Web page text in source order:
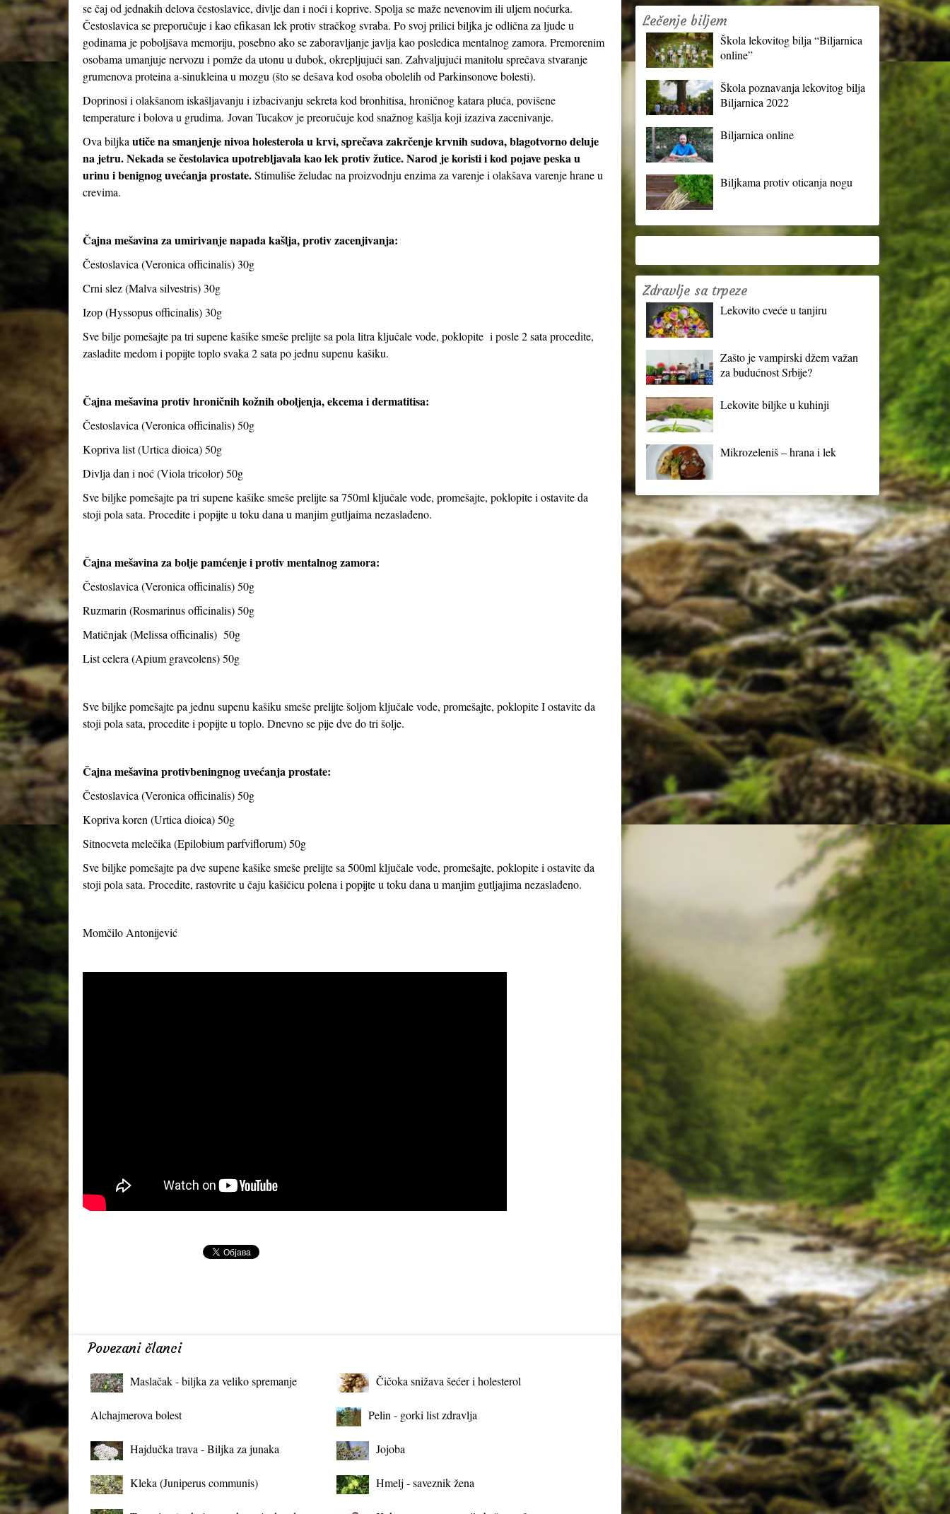
se čaj od jednakih delova čestoslavice, divlje dan i noći i koprive. Spolja se maže nevenovim ili uljem noćurka.
Čestoslavica se preporučuje i kao efikasan lek protiv stračkog svraba. Po svoj prilici biljka je odlična za ljude u
godinama je poboljšava memoriju, posebno ako se zaboravljanje javlja kao posledica mentalnog zamora. Premorenim
osobama umanjuje nervozu i pomže da utonu u dubok, okrepljujući san. Zahvaljujući manitolu sprečava stvaranje
grumenova proteina a-sinukleina u mozgu (što se dešava kod osoba obolelih od Parkinsonove bolesti).
Doprinosi i olakšanom iskašljavanju i izbacivanju sekreta kod bronhitisa, hroničnog katara pluća, povišene
temperature i bolova u grudima. Jovan Tucakov je preoručuje kod snažnog kašlja koji izaziva zacenivanje.
Ova biljka utiče na smanjenje nivoa holesterola u krvi, sprečava zakrčenje krvnih sudova, blagotvorno deluje
na jetru. Nekada se čestolavica upotrebljavala kao lek protiv žutice. Narod je koristi i kod pojave peska u
urinu i benignog uvećanja prostate.Stimuliše želudac na proizvodnju enzima za varenje i olakšava varenje hrane u
crevima.
Čajna mešavina za umirivanje napada kašlja, protiv zacenjivanja:
Čestoslavica (Veronica officinalis) 30g
Crni slez (Malva silvestris) 30g
Izop (Hyssopus officinalis) 30g
Sve bilje pomešajte pa tri supene kašike smeše prelijte sa pola litra ključale vode, poklopite i posle 2 sata procedite,
zasladite medom i popijte toplo svaka 2 sata po jednu supenu kašiku.
Čajna mešavina protiv hroničnih kožnih oboljenja, ekcema i dermatitisa:
Čestoslavica (Veronica officinalis) 50g
Kopriva list (Urtica dioica) 50g
Divlja dan i noć (Viola tricolor) 50g
Sve biljke pomešajte pa tri supene kašike smeše prelijte sa 750ml ključale vode, promešajte, poklopite i ostavite da
stoji pola sata. Procedite i popijte u toku dana u manjim gutljaima nezaslađeno.
Čajna mešavina za bolje pamćenje i protiv mentalnog zamora:
Čestoslavica (Veronica officinalis) 50g
Ruzmarin (Rosmarinus officinalis) 50g
Matičnjak (Melissa officinalis) 50g
List celera (Apium graveolens) 50g
Sve biljke pomešajte pa jednu supenu kašiku smeše prelijte šoljom ključale vode, promešajte, poklopite I ostavite da
stoji pola sata, procedite i popijte u toplo. Dnevno se pije dve do tri šolje.
Čajna mešavina protivbeningnog uvećanja prostate:
Čestoslavica (Veronica officinalis) 50g
Kopriva koren (Urtica dioica) 50g
Sitnocveta melečika (Epilobium parfviflorum) 50g
Sve biljke pomešajte pa dve supene kašike smeše prelijte sa 500ml ključale vode, promešajte, poklopite i ostavite da
stoji pola sata. Procedite, rastovrite u čaju kašičicu polena i popijte u toku dana u manjim gutljajima nezaslađeno.
Momčilo Antonijević
Povezani članci
Maslačak - biljka za veliko spremanje
Čičoka snižava šećer i holesterol
Alchajmerova bolest Pelin - gorki list zdravlja
Hajdučka trava - Biljka za junaka Jojoba
Kleka (Juniperus communis) Hmelj - saveznik žena
Lečenje biljem
Škola lekovitog bilja “Biljarnica
online”
Škola poznavanja lekovitog bilja
Biljarnica 2022
Biljarnica online
Biljkama protiv oticanja nogu
Zdravlje sa trpeze
Lekovito cveće u tanjiru
Zašto je vampirski džem važan
za budućnost Srbije?
Lekovite biljke u kuhinji
Mikrozeleniš – hrana i lek